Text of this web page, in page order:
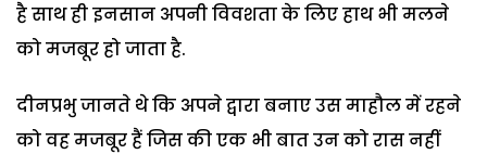
है साथ ही इनसान अपनी विवशता के लिए हाथ भी मलने
को मजबूर हो जाता है.
दीनप्रभु जानते थे कि अपने द्वारा बनाए उस माहौल में रहने
को वह मजबूर हैं जिस की एक भी बात उन को रास नहीं